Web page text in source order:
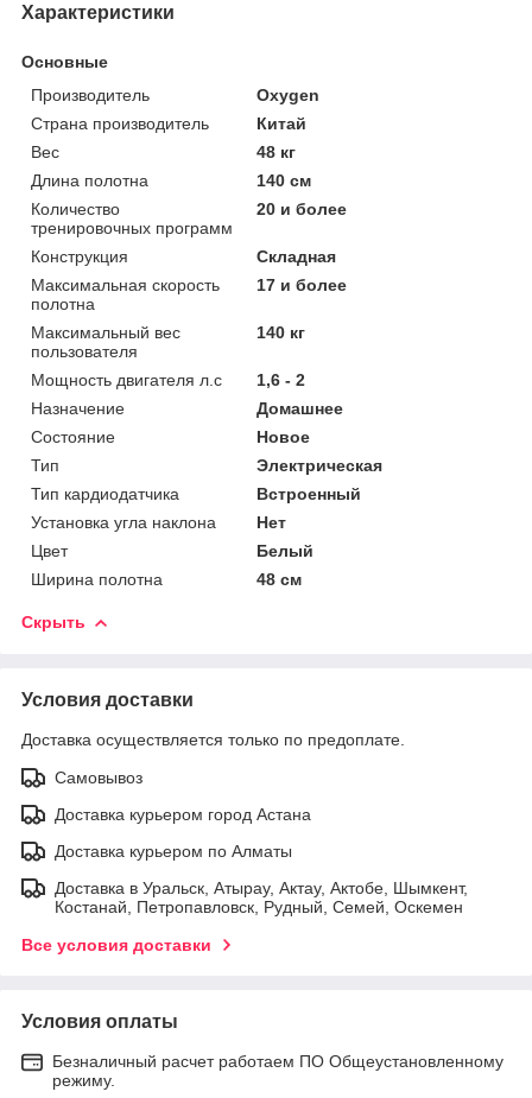
Характеристики
Основные
Производитель
Oxygen
Страна производитель
Китай
Вес
48 кг
Длина полотна
140 см
Количество
тренировочных программ
20 и более
Конструкция
Складная
Максимальная скорость
полотна
17 и более
Максимальный вес
пользователя
140 кг
Мощность двигателя л.с
1,6 - 2
Назначение
Домашнее
Состояние
Новое
Тип
Электрическая
Тип кардиодатчика
Встроенный
Установка угла наклона
Нет
Цвет
Белый
Ширина полотна
48 см
Скрыть
Условия доставки
Доставка осуществляется только по предоплате.
Самовывоз
Доставка курьером город Астана
Доставка курьером по Алматы
Доставка в Уральск, Атырау, Актау, Актобе, Шымкент,
Костанай, Петропавловск, Рудный, Семей, Оскемен
Все условия доставки
Условия оплаты
Безналичный расчет работаем ПО Общеустановленному
режиму.